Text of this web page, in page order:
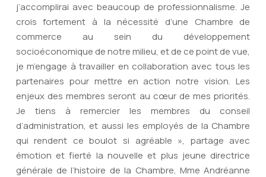
j’accomplirai avec beaucoup de professionnalisme. Je
crois fortement à la nécessité d’une Chambre de
commerce au sein du développement
socioéconomique de notre milieu, et de ce point de vue,
je m’engage à travailler en collaboration avec tous les
partenaires pour mettre en action notre vision. Les
enjeux des membres seront au cœur de mes priorités.
Je tiens à remercier les membres du conseil
d’administration, et aussi les employés de la Chambre
qui rendent ce boulot si agréable », partage avec
émotion et fierté la nouvelle et plus jeune directrice
générale de l’histoire de la Chambre, Mme Andréanne